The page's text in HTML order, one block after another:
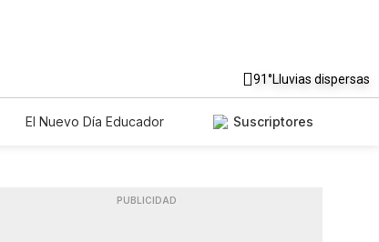
91°Lluvias dispersas
El Nuevo Día Educador
Suscriptores
PUBLICIDAD